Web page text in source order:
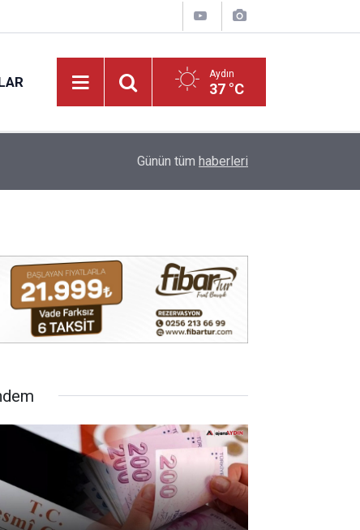
Aydın
37 °C
Kuyucak'ta 5 dekar kestanelik yandı
Günün tüm haberleri